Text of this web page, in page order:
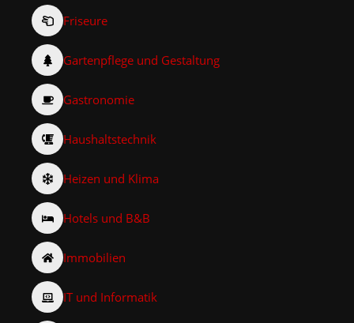
Friseure
Gartenpflege und Gestaltung
Gastronomie
Haushaltstechnik
Heizen und Klima
Hotels und B&B
Immobilien
IT und Informatik